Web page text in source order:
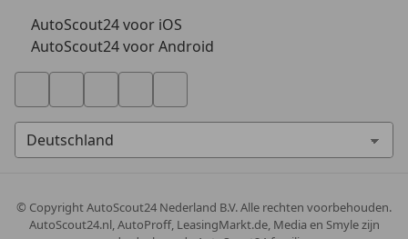
AutoScout24 voor iOS
AutoScout24 voor Android
© CopyrightAutoScout24 Nederland B.V. Alle rechten voorbehouden.
AutoScout24.nl, AutoProff, LeasingMarkt.de, Media en Smyle zijn